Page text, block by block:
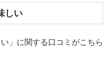
しい
」に関する口コミがこちら